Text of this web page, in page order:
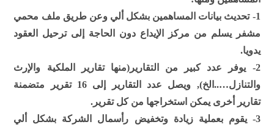
1- تحديث بيانات المساهمين بشكل ألي وعن طريق ملف محمي
مشفر يسلم من مركز الإيداع دون الحاجة إلى ترحيل العقود
يدويا.
2- يوفر عدد كبير من التقارير(منها تقارير الملكية والإرث
والتنازل…..الخ), ويصل عدد التقارير إلى 16 تقرير متضمنة
تقارير أخرى يمكن استخراجها من كل تقرير.
3- يقوم بعملية زيادة وتخفيض رأسمال الشركة بشكل ألي